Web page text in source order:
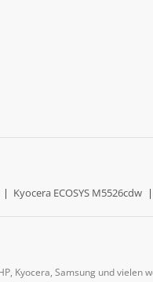
| Kyocera ECOSYS M5526cdw |
Kyocera, Samsung und vielen